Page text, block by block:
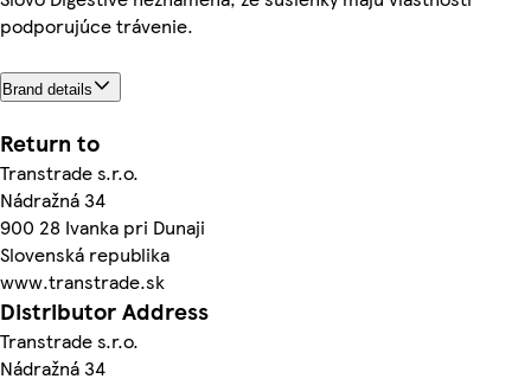
podporujúce trávenie.
Brand details
Return to
Transtrade s.r.o.
Nádražná 34
900 28 Ivanka pri Dunaji
Slovenská republika
www.transtrade.sk
Distributor Address
Transtrade s.r.o.
Nádražná 34